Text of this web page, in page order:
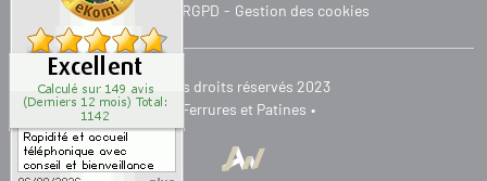
Mentions légales RGPD Gestion des cookies
Tous droits réservés 2023
Ferrures et Patines